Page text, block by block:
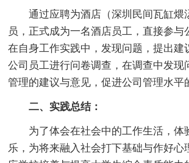
通过应聘为酒店（深圳民间瓦缸煨
员，正式成为一名酒店员工，直接参与
在自身工作实践中，发现问题，提出建
公司员工进行问卷调查，在调查中发现
管理的建议与意见，促进公司管理水平
二、实践总结：
为了体会在社会中的工作生活，体
乐，为将来融入社会打下基础与作好心